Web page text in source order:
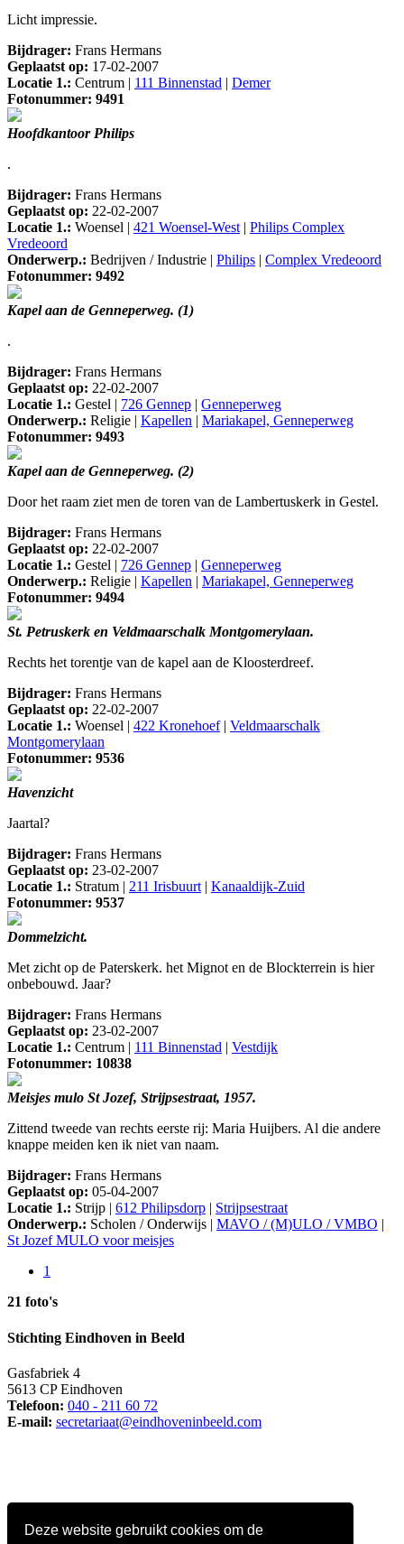
Deze website gebruikt cookies om de
Licht impressie.
Bijdrager: Frans Hermans
Geplaatst op: 17-02-2007
Locatie 1.: Centrum | 111 Binnenstad | Demer
Fotonummer: 9491
Hoofdkantoor Philips
.
Bijdrager: Frans Hermans
Geplaatst op: 22-02-2007
Locatie 1.: Woensel | 421 Woensel-West | Philips Complex
Vredeoord
Onderwerp.: Bedrijven / Industrie | Philips | Complex Vredeoord
Fotonummer: 9492
Kapel aan de Genneperweg. (1)
.
Bijdrager: Frans Hermans
Geplaatst op: 22-02-2007
Locatie 1.: Gestel | 726 Gennep | Genneperweg
Onderwerp.: Religie | Kapellen | Mariakapel, Genneperweg
Fotonummer: 9493
Kapel aan de Genneperweg. (2)
Door het raam ziet men de toren van de Lambertuskerk in Gestel.
Bijdrager: Frans Hermans
Geplaatst op: 22-02-2007
Locatie 1.: Gestel | 726 Gennep | Genneperweg
Onderwerp.: Religie | Kapellen | Mariakapel, Genneperweg
Fotonummer: 9494
St. Petruskerk en Veldmaarschalk Montgomerylaan.
Rechts het torentje van de kapel aan de Kloosterdreef.
Bijdrager: Frans Hermans
Geplaatst op: 22-02-2007
Locatie 1.: Woensel | 422 Kronehoef| Veldmaarschalk
Montgomerylaan
Fotonummer: 9536
Havenzicht
Jaartal?
Bijdrager: Frans Hermans
Geplaatst op: 23-02-2007
Locatie 1.: Stratum | 211 Irisbuurt | Kanaaldijk-Zuid
Fotonummer: 9537
Dommelzicht.
Met zicht op de Paterskerk. het Mignot en de Blockterrein is hier
onbebouwd. Jaar?
Bijdrager: Frans Hermans
Geplaatst op: 23-02-2007
Locatie 1.: Centrum | 111 Binnenstad | Vestdijk
Fotonummer: 10838
Meisjes mulo St Jozef, Strijpsestraat, 1957.
Zittend tweede van rechts eerste rij: Maria Huijbers. Al die andere
knappe meiden ken ik niet van naam.
Bijdrager: Frans Hermans
Geplaatst op: 05-04-2007
Locatie 1.: Strijp | 612 Philipsdorp | Strijpsestraat
Onderwerp.: Scholen / Onderwijs | MAVO / (M)ULO / VMBO |
St Jozef MULO voor meisjes
1
21 foto's
Stichting Eindhoven in Beeld
Gasfabriek 4
5613 CP Eindhoven
Telefoon: 040 - 211 60 72
E-mail: secretariaat@eindhoveninbeeld.com